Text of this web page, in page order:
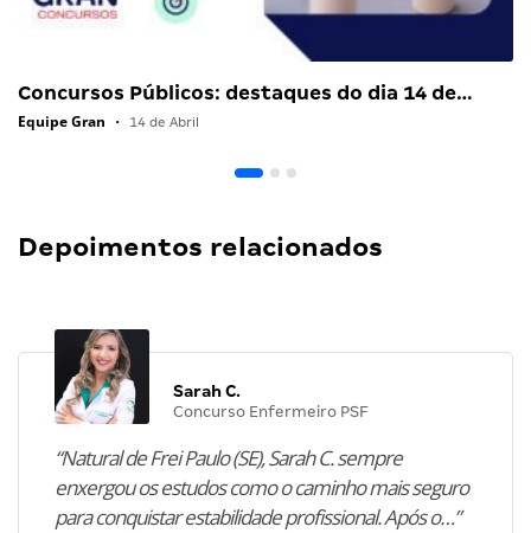
Concursos Públicos: destaques do dia 14 de…
Equipe Gran • 14 de Abril
Depoimentos relacionados
Sarah C.
Concurso Enfermeiro PSF
“Natural de Frei Paulo (SE), Sarah C. sempre
enxergou os estudos como o caminho mais seguro
para conquistar estabilidade profissional. Após o…”